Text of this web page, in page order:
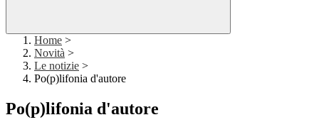
Home >
Novità >
Le notizie >
Po(p)lifonia d'autore
Po(p)lifonia d'autore